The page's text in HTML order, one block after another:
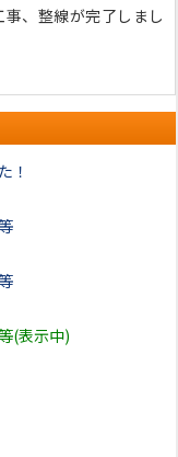
、整線が完了しまし
！
(表示中)